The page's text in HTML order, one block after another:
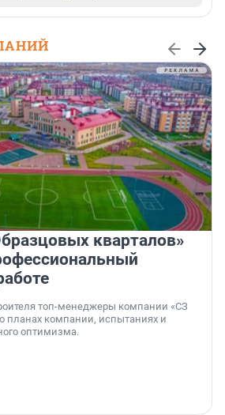
кварталов»
топ-менеджеры компании «СЗ
планах компании, испытаниях и
оптимизма.